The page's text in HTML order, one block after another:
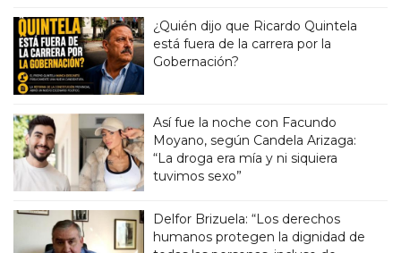
¿Quién dijo que Ricardo Quintela
está fuera de la carrera por la
Gobernación?
Así fue la noche con Facundo
Moyano, según Candela Arizaga:
“La droga era mía y ni siquiera
tuvimos sexo”
Delfor Brizuela: “Los derechos
humanos protegen la dignidad de